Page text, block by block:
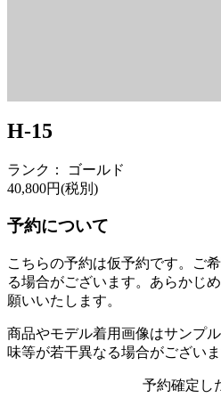
H-15
ランク： ゴールド
40,800円(税別)
予約について
こちらの予約は仮予約です。
ご
る場合がございます。あらかじ
願いいたします。
商品やモデル着用画像はサンプ
味等が若干異なる場合がございま
予約確定し